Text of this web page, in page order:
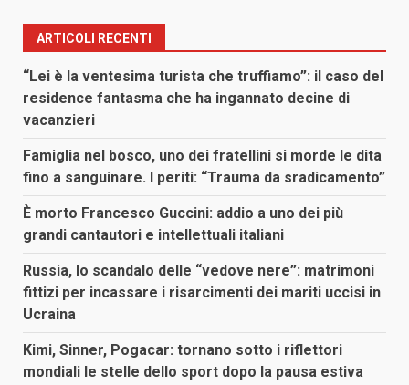
ARTICOLI RECENTI
“Lei è la ventesima turista che truffiamo”: il caso del
residence fantasma che ha ingannato decine di
vacanzieri
Famiglia nel bosco, uno dei fratellini si morde le dita
fino a sanguinare. I periti: “Trauma da sradicamento”
È morto Francesco Guccini: addio a uno dei più
grandi cantautori e intellettuali italiani
Russia, lo scandalo delle “vedove nere”: matrimoni
fittizi per incassare i risarcimenti dei mariti uccisi in
Ucraina
Kimi, Sinner, Pogacar: tornano sotto i riflettori
mondiali le stelle dello sport dopo la pausa estiva